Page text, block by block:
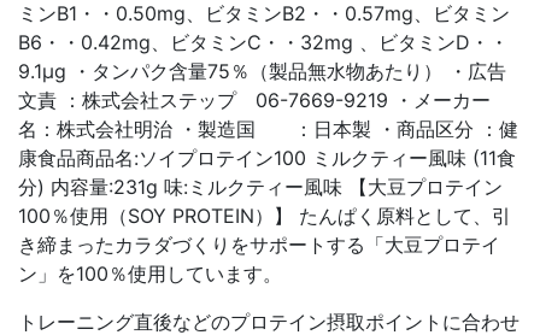
ミンB1・・0.50mg、ビタミンB2・・0.57mg、ビタミン
B6・・0.42mg、ビタミンC・・32mg 、ビタミンD・・
9.1μg ・タンパク含量75％（製品無水物あたり） ・広告
文責 ：株式会社ステップ 06-7669-9219 ・メーカー
名：株式会社明治 ・製造国 ：日本製 ・商品区分 ：健
康食品商品名:ソイプロテイン100 ミルクティー風味 (11食
分) 内容量:231g 味:ミルクティー風味 【大豆プロテイン
100％使用（SOY PROTEIN）】 たんぱく原料として、引
き締まったカラダづくりをサポートする「大豆プロテイ
ン」を100％使用しています。
トレーニング直後などのプロテイン摂取ポイントに合わせ